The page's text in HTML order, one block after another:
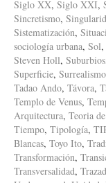
Siglo XX, Siglo XXI,
Sincretismo,
Sistematización,
sociología urbana, Sol,
Steven Holl, Suburbios
Superficie, Surrealismo
Tadao Ando, Távora,
Templo de Venus,
Arquitectura, Teoria
Tiempo, Tipología,
Blancas, Toyo Ito,
Transformación,
Transversalidad,